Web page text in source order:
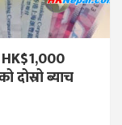
HK$1,000
ब्याच